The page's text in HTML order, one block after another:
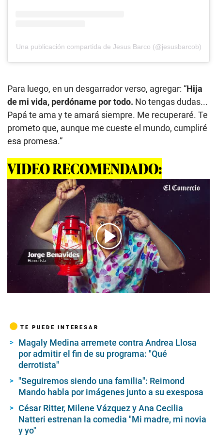
Una publicación compartida de Jesus Barco (@jesusbarcob)
Para luego, en un desgarrador verso, agregar: “Hija
de mi vida, perdóname por todo. No tengas dudas...
Papá te ama y te amará siempre. Me recuperaré. Te
prometo que, aunque me cueste el mundo, cumpliré
esa promesa.”
VIDEO RECOMENDADO:
09:55
TE PUEDE INTERESAR
Magaly Medina arremete contra Andrea Llosa
por admitir el fin de su programa: "Qué
derrotista"
"Seguiremos siendo una familia": Reimond
Mando habla por imágenes junto a su exesposa
César Ritter, Milene Vázquez y Ana Cecilia
Natteri estrenan la comedia "Mi madre, mi novia
y yo"